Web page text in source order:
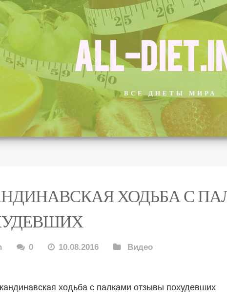
ALL-
ВСЕ ДИЕТЫ МИРА
ХОДЬБА С
0 10.08.2016 Видео
кандинавская ходьба с палками отзывы похудевших